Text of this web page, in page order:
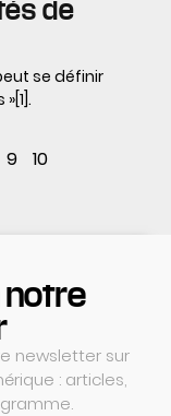
de
se définir
9 10
notre
newsletter sur
: articles,